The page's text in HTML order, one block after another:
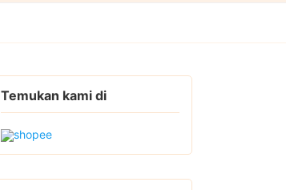
Temukan kami di